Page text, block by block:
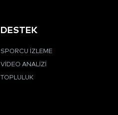
DESTEK
SPORCU İZLEME
VIDEO ANALIZI
TOPLULUK